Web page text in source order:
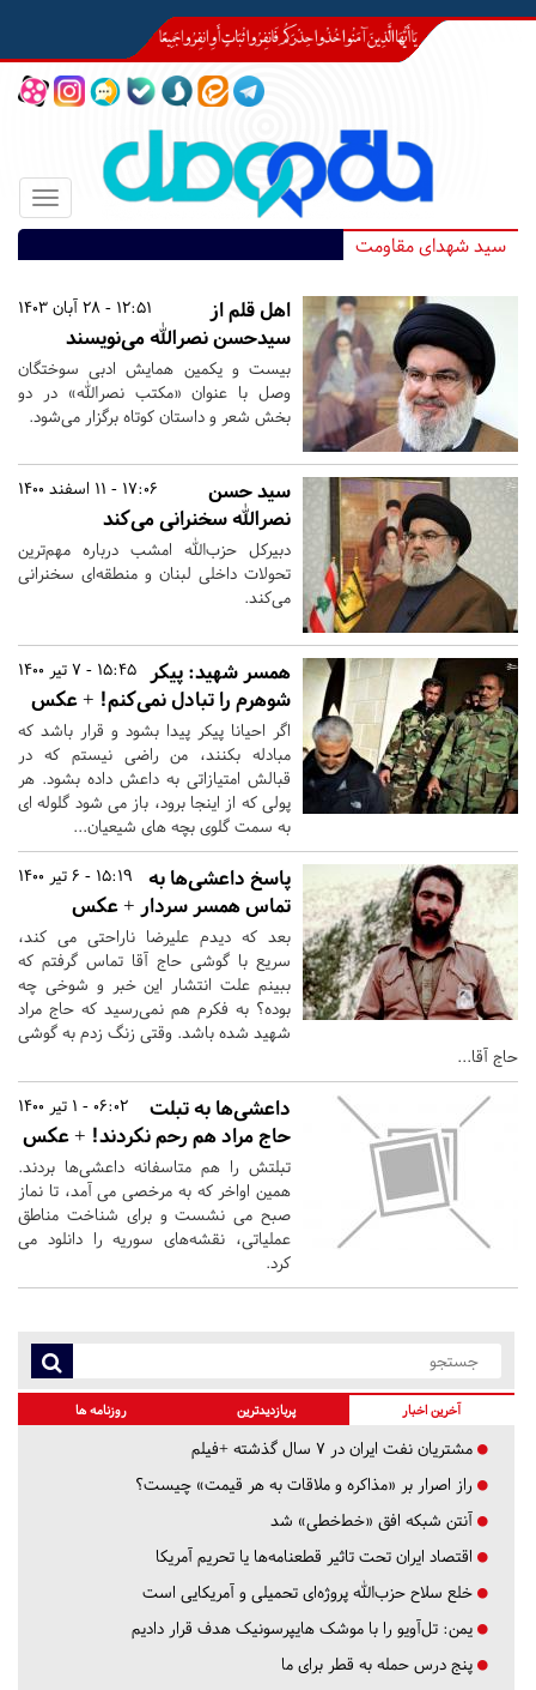
Toggle
سید شهدای مقاومت
12:51 - 28 آبان 1403
اهل قلم از
سیدحسن نصرالله می‌نویسند
بیست و یکمین همایش ادبی سوختگان
وصل با عنوان «مکتب نصرالله» در دو
بخش شعر و داستان کوتاه برگزار می‌شود.
17:06 - 11 اسفند 1400
سید حسن
نصرالله سخنرانی می‌کند
دبیرکل حزب‌الله امشب درباره مهم‌ترین
تحولات داخلی لبنان و منطقه‌ای سخنرانی
می‌کند.
15:45 - 7 تیر 1400
همسر شهید: پیکر
شوهرم را تبادل نمی‌کنم! +‌ عکس
اگر احیانا پیکر پیدا بشود و قرار باشد که
مبادله بکنند، من راضی نیستم که در
قبالش امتیازاتی به داعش داده بشود. هر
پولی که از اینجا برود، باز می شود گلوله ای
به سمت گلوی بچه های شیعیان...
15:19 - 6 تیر 1400
پاسخ داعشی‌ها به
تماس همسر سردار +‌ عکس
بعد که دیدم علیرضا ناراحتی می کند،
سریع با گوشی حاج آقا تماس گرفتم که
ببینم علت انتشار این خبر و شوخی چه
بوده؟ به فکرم هم نمی‌رسید که حاج مراد
شهید شده باشد. وقتی زنگ زدم به گوشی
حاج آقا...
06:02 - 1 تیر 1400
داعشی‌ها به تبلت
حاج مراد هم رحم نکردند! +‌ عکس
تبلتش را هم متاسفانه داعشی‌ها بردند.
همین اواخر که به مرخصی می آمد، تا نماز
صبح می نشست و برای شناخت مناطق
عملیاتی، نقشه‌های سوریه را دانلود می
کرد.
آخرین اخبار پربازدیدترین روزنامه ها
مشتریان نفت ایران در ۷ سال گذشته +فیلم
راز اصرار بر «مذاکره و ملاقات به هر قیمت» چیست؟
آنتن شبکه افق «خط‌خطی» شد
اقتصاد ایران تحت تاثیر قطعنامه‌ها یا تحریم‌ آمریکا
خلع سلاح حزب‌الله پروژه‌ای تحمیلی و آمریکایی است
یمن: تل‌آویو را با موشک هایپرسونیک هدف قرار دادیم
پنج درس‌ حمله به قطر برای ما